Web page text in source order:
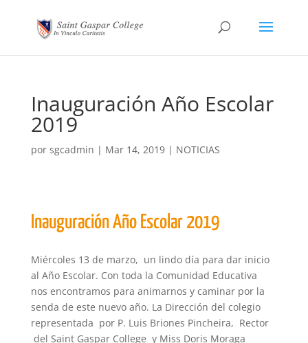
Inauguración Año Escolar
2019
por sgcadmin | Mar 14, 2019| NOTICIAS
Inauguración Año Escolar 2019
Miércoles 13 de marzo, un lindo día para dar inicio
al Año Escolar. Con toda la Comunidad Educativa
nos encontramos para animarnos y caminar por la
senda de este nuevo año. La Dirección del colegio
representada por P. Luis Briones Pincheira, Rector
del Saint Gaspar College y Miss Doris Moraga